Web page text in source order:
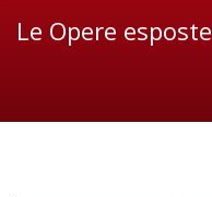
Le Opere esposte